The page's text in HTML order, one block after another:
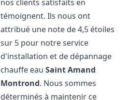
nos clients satisfaits en
témoignent. Ils nous ont
attribué une note de 4,5 étoiles
sur 5 pour notre service
d'installation et de dépannage
chauffe eauSaint Amand
Montrond. Nous sommes
déterminés à maintenir ce